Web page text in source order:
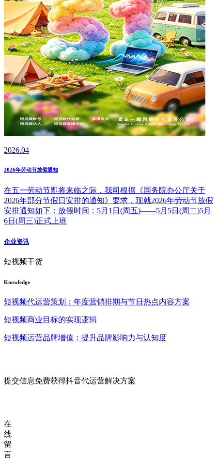
2026.04
2026年劳动节放假通知
在五一劳动节即将来临之际，我司根据《国务院办公厅关于
2026年部分节假日安排的通知》要求，现就2026年劳动节放假
安排通知如下：放假时间：5月1日(周五)——5月5日(周二)5月
6日(周三)正式上班
企业资讯
短视频干货
Knowledge
短视频代运营策划：年度营销排期与节日热点内容方案
短视频商业目标的实现逻辑
短视频运营品牌增值：提升品牌影响力与认知度
提交信息免费获得抖音代运营解决方案
在
线
留
言